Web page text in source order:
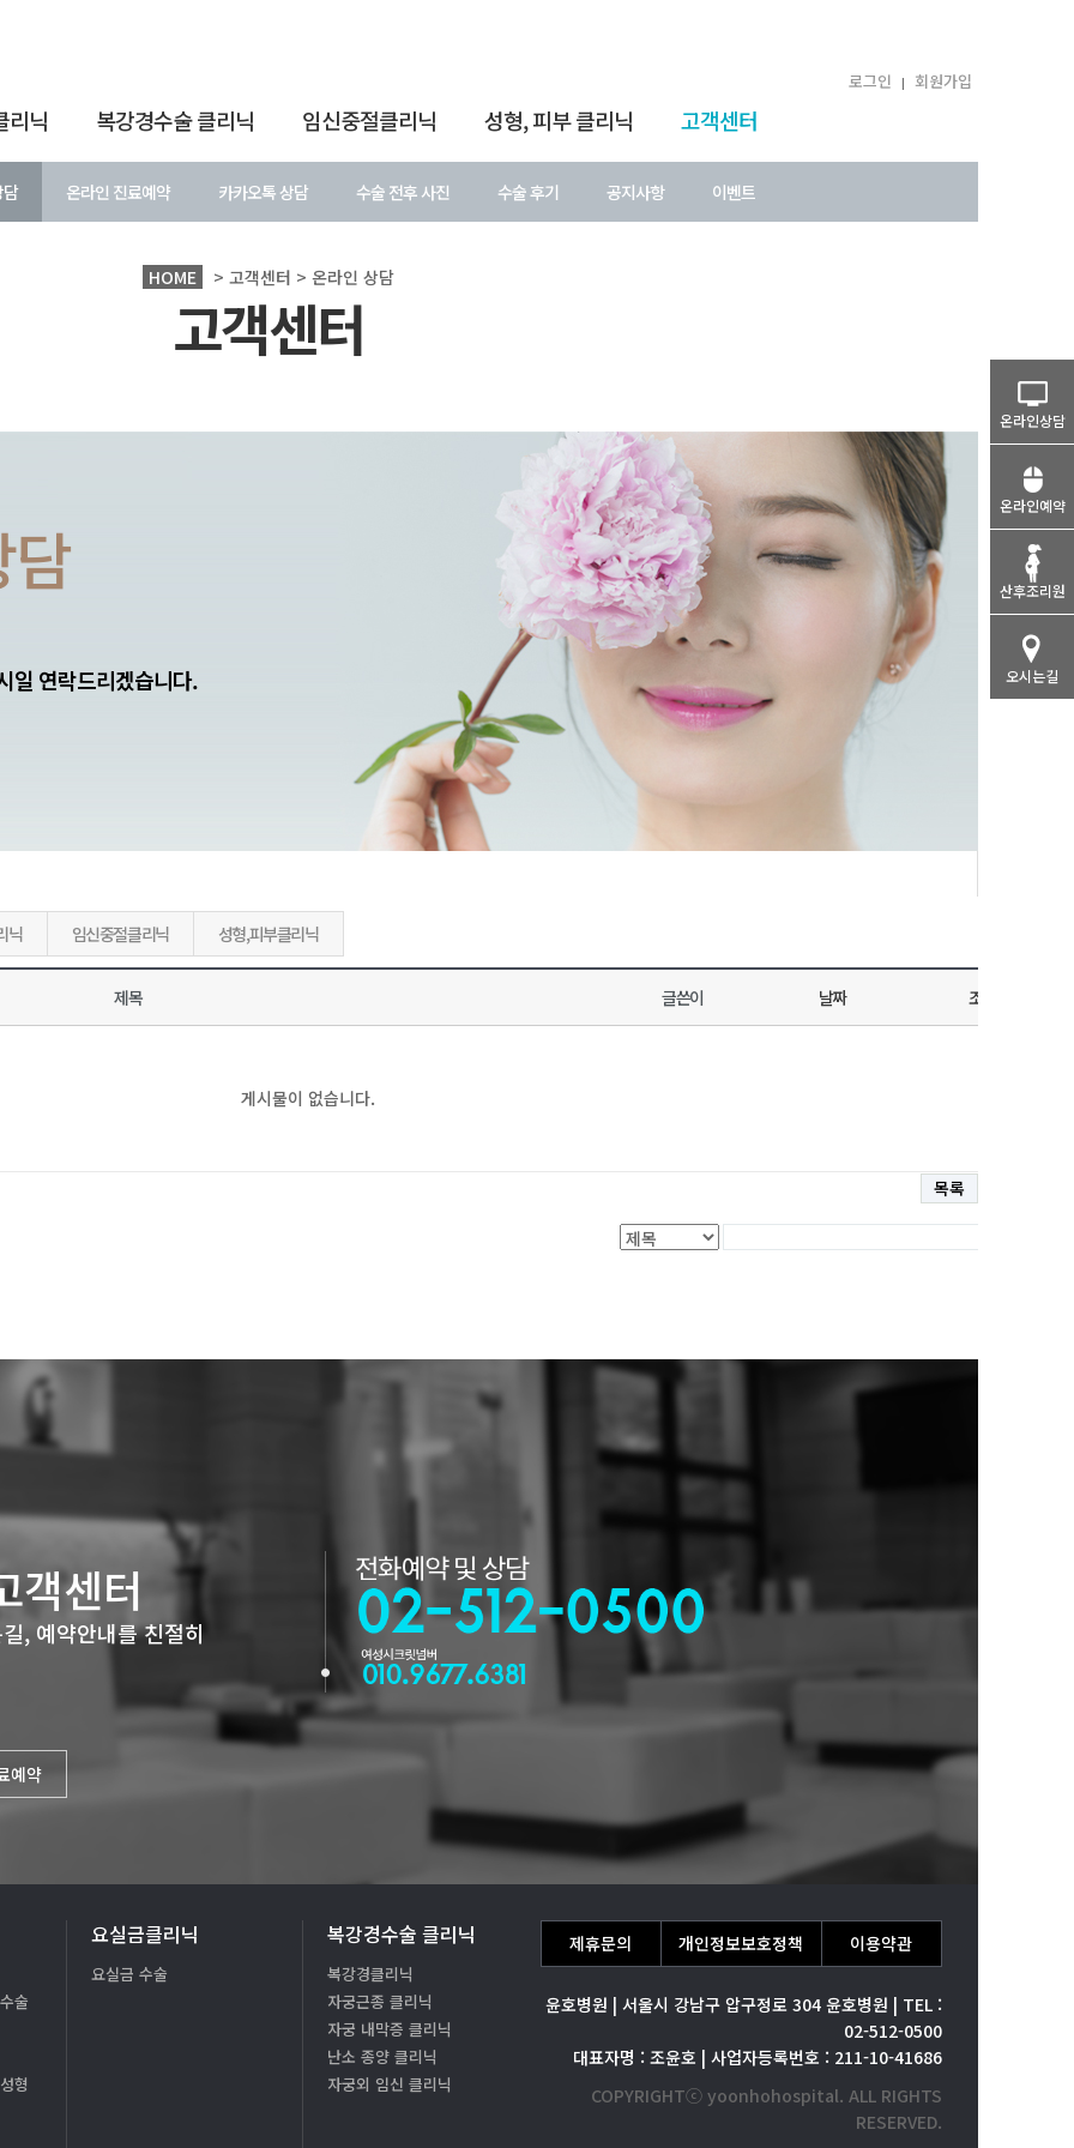
온라인상담
온라인예약
산후조리원
오시는길
리닉 복강경수술 클리닉 임신중절클리닉 성형, 피부 클리닉 고객센터
온라인 진료예약 카카오톡 상담 수술 전후 사진 수술 후기 공지사항 이벤트
로그인 | 회원가입
HOME > 고객센터 > 온라인 상담
고객센터
일 연락드리겠습니다.
닉 임신중절클리닉 성형,피부클리닉
제목 글쓴이 날짜 조회
게시물이 없습니다.
목록
객센터
, 예약안내를 친절히
예약
술
형
요실금클리닉
요실금 수술
복강경수술 클리닉
복강경클리닉
자궁근종 클리닉
자궁 내막증 클리닉
난소 종양 클리닉
자궁외 임신 클리닉
이용약관
개인정보보호정책
제휴문의
윤호병원 | 서울시 강남구 압구정로 304 윤호병원 | TEL :
02-512-0500
대표자명 : 조윤호 | 사업자등록번호 : 211-10-41686
COPYRIGHTⓒ yoonhohospital. ALL RIGHTS
RESERVED.